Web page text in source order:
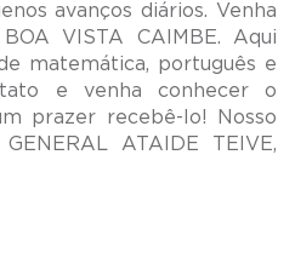
avanços diários. Venha
VISTA CAIMBE. Aqui
matemática, português e
e venha conhecer o
prazer recebê-lo! Nosso
ATAIDE TEIVE,